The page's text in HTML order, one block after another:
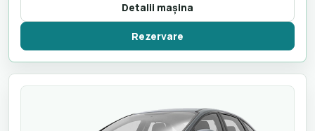
Detalii maşina
Rezervare